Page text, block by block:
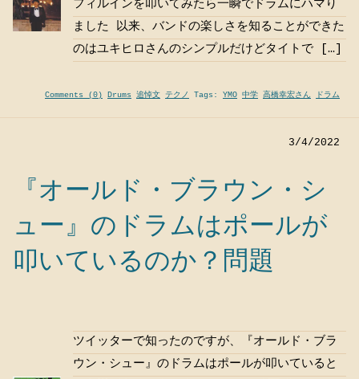
フィルインを叩いてみたら一瞬でドラムにハマり
ました 以来、バンドの楽しさを知ることができた
のはユキヒロさんのシンプルだけどタイトで […]
Comments (0) Drums 追悼文 テクノ Tags: YMO 中学 高橋幸宏さん ドラム
3/4/2022
『オールド・ブラウン・シ
ュー』のドラムはポールが
叩いているのか？問題
ツイッターで知ったのですが、『オールド・ブラ
ウン・シュー』のドラムはポールが叩いていると